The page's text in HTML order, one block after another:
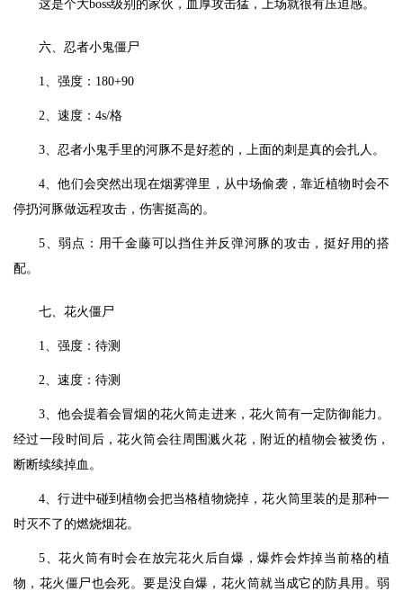
这是个大boss级别的家伙，血厚攻击猛，上场就很有压迫感。
六、忍者小鬼僵尸
1、强度：180+90
2、速度：4s/格
3、忍者小鬼手里的河豚不是好惹的，上面的刺是真的会扎人。
4、他们会突然出现在烟雾弹里，从中场偷袭，靠近植物时会不
停扔河豚做远程攻击，伤害挺高的。
5、弱点：用千金藤可以挡住并反弹河豚的攻击，挺好用的搭
配。
七、花火僵尸
1、强度：待测
2、速度：待测
3、他会提着会冒烟的花火筒走进来，花火筒有一定防御能力。
经过一段时间后，花火筒会往周围溅火花，附近的植物会被烫伤，
断断续续掉血。
4、行进中碰到植物会把当格植物烧掉，花火筒里装的是那种一
时灭不了的燃烧烟花。
5、花火筒有时会在放完花火后自爆，爆炸会炸掉当前格的植
物，花火僵尸也会死。要是没自爆，花火筒就当成它的防具用。弱